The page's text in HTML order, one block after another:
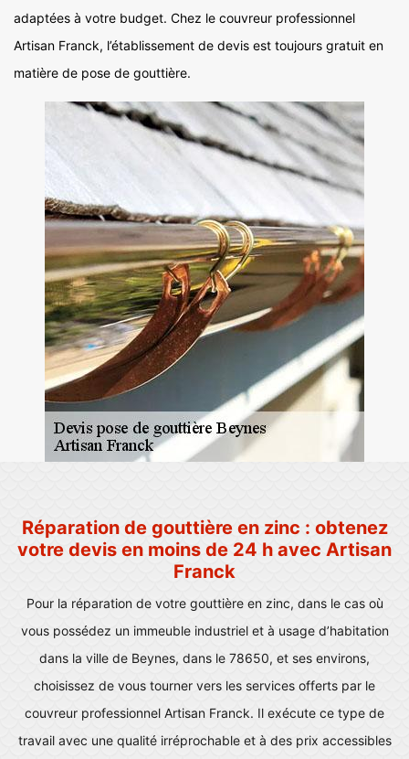
adaptées à votre budget. Chez le couvreur professionnel
Artisan Franck, l’établissement de devis est toujours gratuit en
matière de pose de gouttière.
Réparation de gouttière en zinc : obtenez
votre devis en moins de 24 h avec Artisan
Franck
Pour la réparation de votre gouttière en zinc, dans le cas où
vous possédez un immeuble industriel et à usage d’habitation
dans la ville de Beynes, dans le 78650, et ses environs,
choisissez de vous tourner vers les services offerts par le
couvreur professionnel Artisan Franck. Il exécute ce type de
travail avec une qualité irréprochable et à des prix accessibles